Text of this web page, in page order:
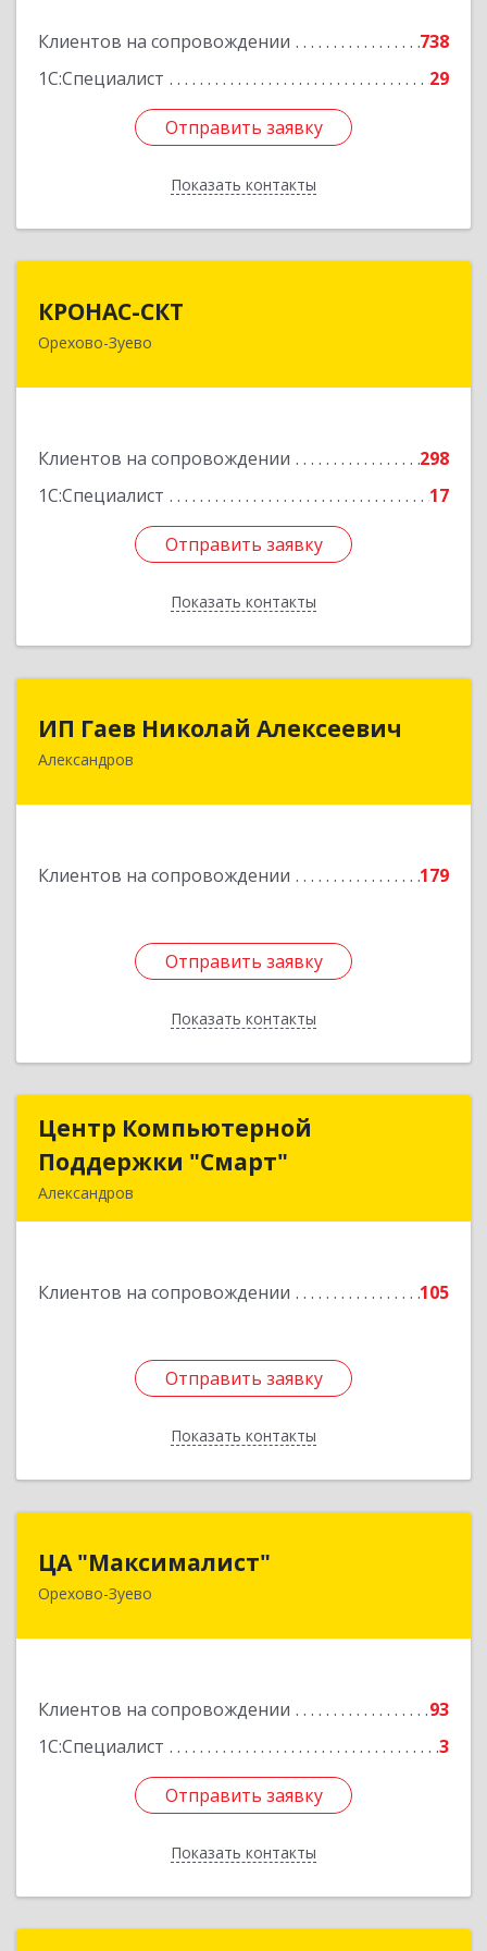
Клиентов на сопровождении
738
1С:Специалист
29
Отправить заявку
Показать контакты
Подробнее
Отправить заявку
Назад
КРОНАС-СКТ
Орехово-Зуево
Клиентов на сопровождении
298
1С:Специалист
17
Отправить заявку
Показать контакты
142600, Московская обл, Орехово-Зуево г,
Отправить заявку
Назад
ИП Гаев Николай Алексеевич
Александров
Клиентов на сопровождении 179
Отправить заявку
Показать контакты
ИП Гаев Николай Алексеевич
601650, Владимирская обл, Александровский р-
Отправить заявку
Назад
Центр Компьютерной
Поддержки "Смарт"
Александров
Клиентов на сопровождении 105
Отправить заявку
Показать контакты
Центр Компьютерной
Поддержки "Смарт"
Отправить заявку
Назад
ЦА "Максималист"
Орехово-Зуево
Клиентов на сопровождении
93
1С:Специалист
3
Отправить заявку
Показать контакты
142600, Московская обл, Орехово-Зуево г,
Отправить заявку
Назад